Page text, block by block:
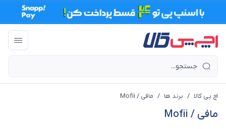
اچ پی کالا / برند ها / مافی / Mofii
مافی / Mofii